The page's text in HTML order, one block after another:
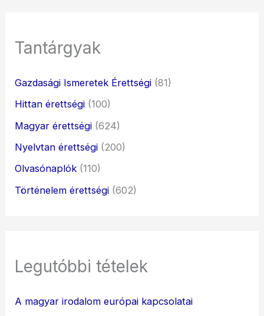
Tantárgyak
Gazdasági Ismeretek Érettségi (81)
Hittan érettségi (100)
Magyar érettségi (624)
Nyelvtan érettségi (200)
Olvasónaplók (110)
Történelem érettségi (602)
Legutóbbi tételek
A magyar irodalom európai kapcsolatai